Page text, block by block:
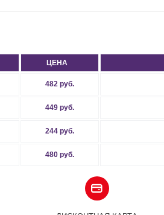
ЦЕНА
482 руб.
449 руб.
244 руб.
480 руб.